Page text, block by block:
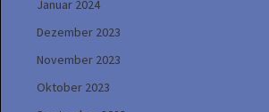
Januar 2024
Dezember 2023
November 2023
Oktober 2023